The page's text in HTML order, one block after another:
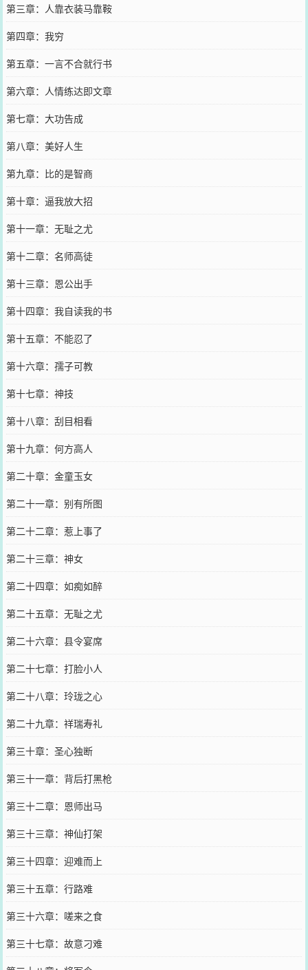
第三章：人靠衣装马靠鞍
第四章：我穷
第五章：一言不合就行书
第六章：人情练达即文章
第七章：大功告成
第八章：美好人生
第九章：比的是智商
第十章：逼我放大招
第十一章：无耻之尤
第十二章：名师高徒
第十三章：恩公出手
第十四章：我自读我的书
第十五章：不能忍了
第十六章：孺子可教
第十七章：神技
第十八章：刮目相看
第十九章：何方高人
第二十章：金童玉女
第二十一章：别有所图
第二十二章：惹上事了
第二十三章：神女
第二十四章：如痴如醉
第二十五章：无耻之尤
第二十六章：县令宴席
第二十七章：打脸小人
第二十八章：玲珑之心
第二十九章：祥瑞寿礼
第三十章：圣心独断
第三十一章：背后打黑枪
第三十二章：恩师出马
第三十三章：神仙打架
第三十四章：迎难而上
第三十五章：行路难
第三十六章：嗟来之食
第三十七章：故意刁难